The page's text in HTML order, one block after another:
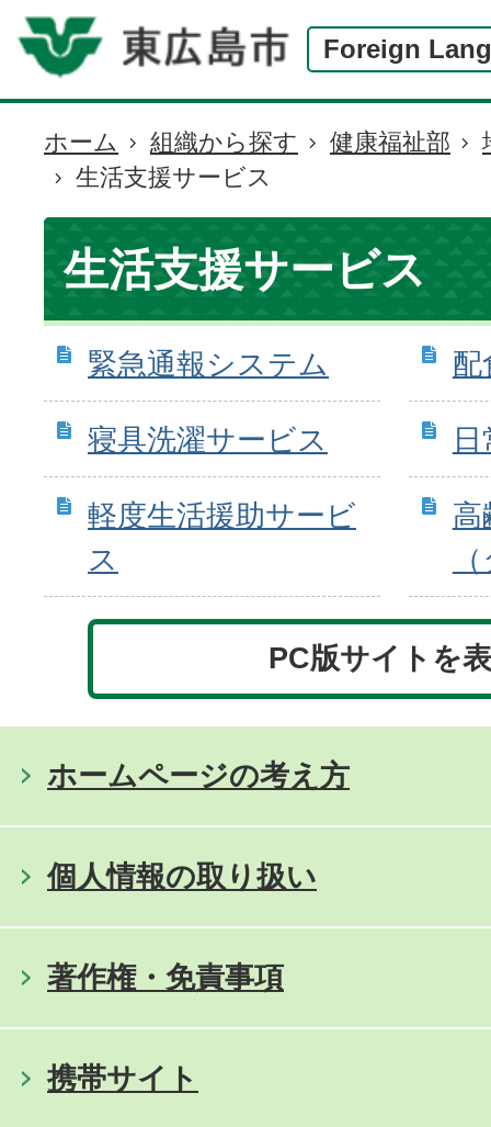
Foreign
現
在
の
置
ホーム 組織から探す 健康福祉部
生活支援サービス
生活支援サービス
緊急通報システム 配
寝具洗濯サービス
軽度生活援助サービ
ス
高
PC版サイトを
ホームページの考え方
個人情報の取り扱い
著作権・免責事項
携帯サイト